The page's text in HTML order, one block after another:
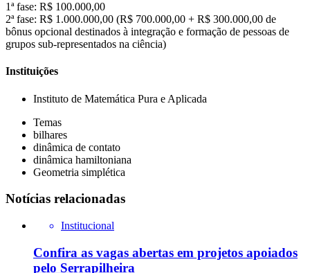
1ª fase: R$ 100.000,00
2ª fase: R$ 1.000.000,00 (R$ 700.000,00 + R$ 300.000,00 de
bônus opcional destinados à integração e formação de pessoas de
grupos sub-representados na ciência)
Instituições
Instituto de Matemática Pura e Aplicada
Temas
bilhares
dinâmica de contato
dinâmica hamiltoniana
Geometria simplética
Notícias relacionadas
Institucional
Confira as vagas abertas em projetos apoiados
pelo Serrapilheira